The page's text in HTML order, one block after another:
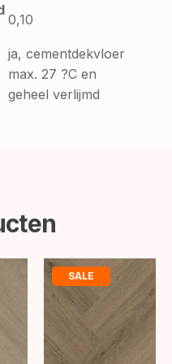
0,10
ja, cementdekvloer
max. 27 ?C en
geheel verlijmd
SALE